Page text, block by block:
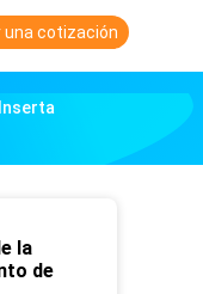
una cotización
la
de